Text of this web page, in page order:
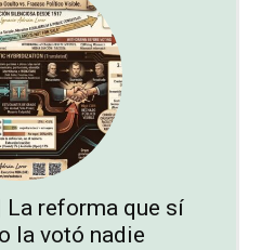
La reforma que sí
la votó nadie